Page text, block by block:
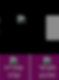
חטיפי
חלבון
שתייה
קלה